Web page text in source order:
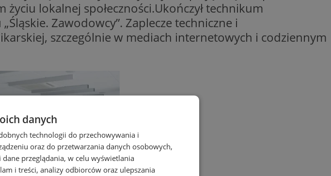
lokalnej społeczności.Ukończył technikum
Zawodowcy”. Zaplecze techniczne i
szczególnie w mediach internetowych i codziennym
danych
technologii do przechowywania i
oraz do przetwarzania danych osobowych,
przeglądania, w celu wyświetlania
i treści, analizy odbiorców oraz ulepszania